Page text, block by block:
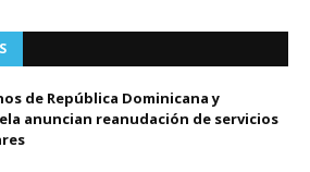
de República Dominicana y
anuncian reanudación de servicios